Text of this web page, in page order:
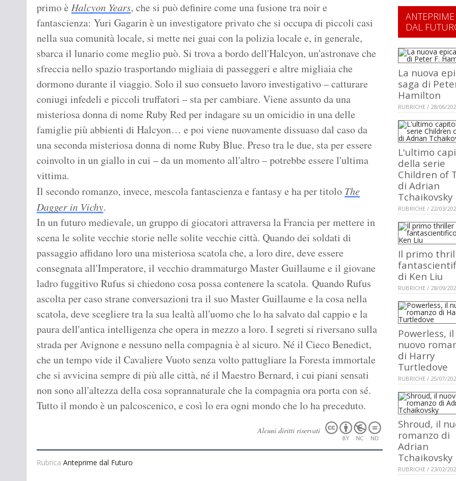
primo è Halcyon Years, che si può definire come una fusione tra noir e
fantascienza: Yuri Gagarin è un investigatore privato che si occupa di piccoli casi
nella sua comunità locale, si mette nei guai con la polizia locale e, in generale,
sbarca il lunario come meglio può. Si trova a bordo dell'Halcyon, un'astronave che
sfreccia nello spazio trasportando migliaia di passeggeri e altre migliaia che
dormono durante il viaggio. Solo il suo consueto lavoro investigativo – catturare
coniugi infedeli e piccoli truffatori – sta per cambiare. Viene assunto da una
misteriosa donna di nome Ruby Red per indagare su un omicidio in una delle
famiglie più abbienti di Halcyon… e poi viene nuovamente dissuaso dal caso da
una seconda misteriosa donna di nome Ruby Blue. Preso tra le due, sta per essere
coinvolto in un giallo in cui – da un momento all'altro – potrebbe essere l'ultima
vittima.
Il secondo romanzo, invece, mescola fantascienza e fantasy e ha per titolo The
Dagger in Vichy.
In un futuro medievale, un gruppo di giocatori attraversa la Francia per mettere in
scena le solite vecchie storie nelle solite vecchie città. Quando dei soldati di
passaggio affidano loro una misteriosa scatola che, a loro dire, deve essere
consegnata all'Imperatore, il vecchio drammaturgo Master Guillaume e il giovane
ladro fuggitivo Rufus si chiedono cosa possa contenere la scatola. Quando Rufus
ascolta per caso strane conversazioni tra il suo Master Guillaume e la cosa nella
scatola, deve scegliere tra la sua lealtà all'uomo che lo ha salvato dal cappio e la
paura dell'antica intelligenza che opera in mezzo a loro. I segreti si riversano sulla
strada per Avignone e nessuno nella compagnia è al sicuro. Né il Cieco Benedict,
che un tempo vide il Cavaliere Vuoto senza volto pattugliare la Foresta immortale
che si avvicina sempre di più alle città, né il Maestro Bernard, i cui piani sensati
non sono all'altezza della cosa soprannaturale che la compagnia ora porta con sé.
Tutto il mondo è un palcoscenico, e così lo era ogni mondo che lo ha preceduto.
Alcuni diritti riservati
Rubrica Anteprime dal Futuro
ANTEPRIME
DAL
La nuova
saga di
Hamilton
RUBRICHE / 28/06/
L'ultimo
della serie
Children of
di Adrian
Tchaikovsky
RUBRICHE / 22/03/
Il primo
di Ken Liu
RUBRICHE / 28/09/
Powerless, il
nuovo
di Harry
Turtledove
RUBRICHE / 25/07/
Shroud, il
romanzo di
Adrian
Tchaikovsky
RUBRICHE / 23/02/